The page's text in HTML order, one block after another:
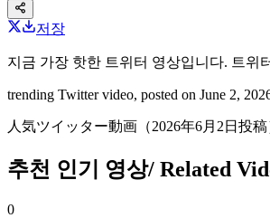
저장
지금 가장 핫한 트위터 영상입니다. 트위
trending Twitter video, posted on June 2,
人気ツイッター動画 （2026年6月2日投稿
추천 인기 영상/ Related
0